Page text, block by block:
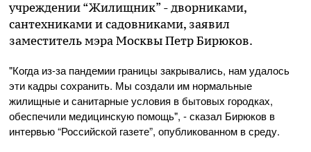
учреждении “Жилищник” - дворниками,
сантехниками и садовниками, заявил
заместитель мэра Москвы Петр Бирюков.
"Когда из-за пандемии границы закрывались, нам удалось
эти кадры сохранить. Мы создали им нормальные
жилищные и санитарные условия в бытовых городках,
обеспечили медицинскую помощь", - сказал Бирюков в
интервью “Российской газете”, опубликованном в среду.